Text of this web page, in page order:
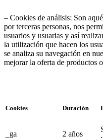
– Cookies de análisis: Son
por terceras personas, nos
usuarios y usuarias y así
la utilización que hacen los
se analiza su navegación en
mejorar la oferta de productos
Cookies Duración
_ga 2 años